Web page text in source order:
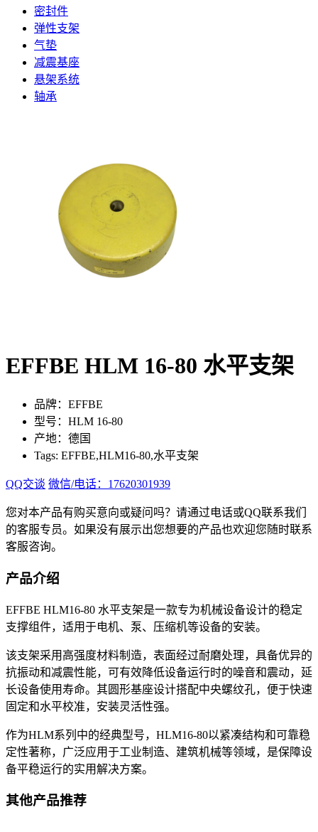
密封件
弹性支架
气垫
减震基座
悬架系统
轴承
EFFBE HLM 16-80 水平支架
品牌：EFFBE
型号：HLM 16-80
产地：德国
Tags: EFFBE,HLM16-80,水平支架
QQ交谈 微信/电话：17620301939
您对本产品有购买意向或疑问吗？请通过电话或QQ联系我们
的客服专员。如果没有展示出您想要的产品也欢迎您随时联系
客服咨询。
产品介绍
EFFBE HLM16-80 水平支架是一款专为机械设备设计的稳定
支撑组件，适用于电机、泵、压缩机等设备的安装。
该支架采用高强度材料制造，表面经过耐磨处理，具备优异的
抗振动和减震性能，可有效降低设备运行时的噪音和震动，延
长设备使用寿命。其圆形基座设计搭配中央螺纹孔，便于快速
固定和水平校准，安装灵活性强。
作为HLM系列中的经典型号，HLM16-80以紧凑结构和可靠稳
定性著称，广泛应用于工业制造、建筑机械等领域，是保障设
备平稳运行的实用解决方案。
其他产品推荐